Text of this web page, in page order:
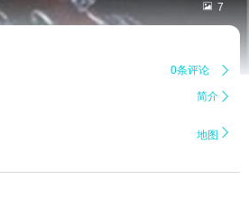
 7
0条评论 
简介 
地图 